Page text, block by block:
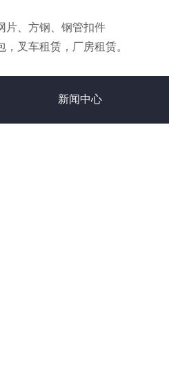
片、方钢、钢管扣件
叉车租赁，厂房租赁。
新闻中心